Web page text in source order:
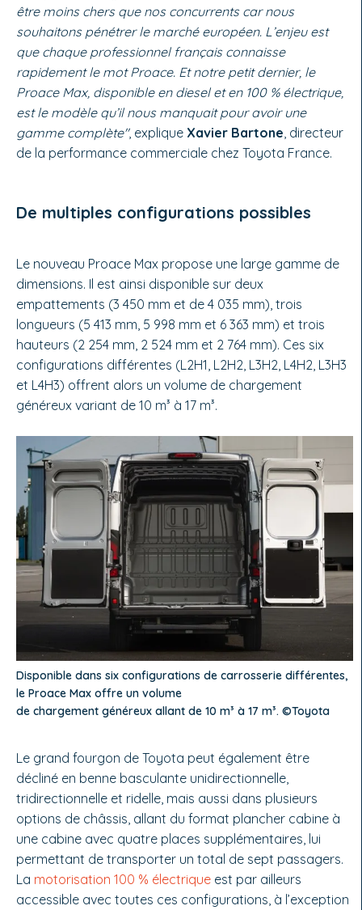
être moins chers que nos concurrents car nous
souhaitons pénétrer le marché européen. L’enjeu est
que chaque professionnel français connaisse
rapidement le mot Proace. Et notre petit dernier, le
Proace Max, disponible en diesel et en 100 % électrique,
est le modèle qu’il nous manquait pour avoir une
gamme complète", explique Xavier Bartone , directeur
de la performance commerciale chez Toyota France.
De multiples configurations possibles
Le nouveau Proace Max propose une large gamme de
dimensions. Il est ainsi disponible sur deux
empattements (3 450 mm et de 4 035 mm), trois
longueurs (5 413 mm, 5 998 mm et 6 363 mm) et trois
hauteurs (2 254 mm, 2 524 mm et 2 764 mm). Ces six
configurations différentes (L2H1, L2H2, L3H2, L4H2, L3H3
et L4H3) offrent alors un volume de chargement
généreux variant de 10 m³ à 17 m³.
Disponible dans six configurations de carrosserie différentes,
le Proace Max offre un volume
de chargement généreux allant de 10 m³ à 17 m³. ©Toyota
Le grand fourgon de Toyota peut également être
décliné en benne basculante unidirectionnelle,
tridirectionnelle et ridelle, mais aussi dans plusieurs
options de châssis, allant du format plancher cabine à
une cabine avec quatre places supplémentaires, lui
permettant de transporter un total de sept passagers.
La motorisation 100 % électrique est par ailleurs
accessible avec toutes ces configurations, à l’exception